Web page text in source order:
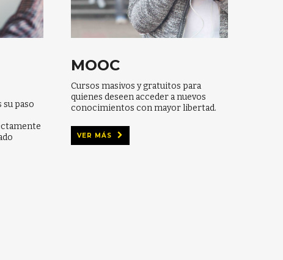
paso
MOOC
Cursos masivos y gratuitos para
quienes deseen acceder a nuevos
conocimientos con mayor libertad.
VER MÁS